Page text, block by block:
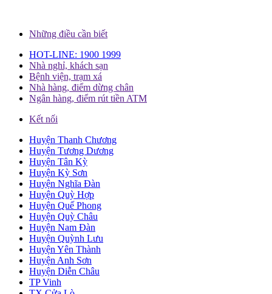
Những điều cần biết
HOT-LINE: 1900 1999
Nhà nghỉ, khách sạn
Bệnh viện, trạm xá
Nhà hàng, điểm dừng chân
Ngân hàng, điểm rút tiền ATM
Kết nối
Huyện Thanh Chương
Huyện Tương Dương
Huyện Tân Kỳ
Huyện Kỳ Sơn
Huyện Nghĩa Đàn
Huyện Quỳ Hợp
Huyện Quế Phong
Huyện Quỳ Châu
Huyện Nam Đàn
Huyện Quỳnh Lưu
Huyện Yên Thành
Huyện Anh Sơn
Huyện Diễn Châu
TP Vinh